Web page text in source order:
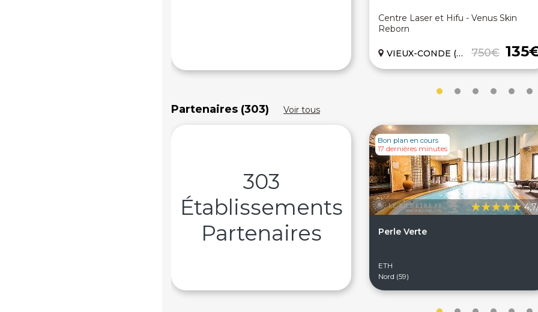
Centre Laser et Hifu - Venus Skin
Reborn
750€
VIEUX-CONDE (59)
Partenaires (303) Voir tous
303
Établissements
Partenaires
Perle Verte
ETH
Nord (59)
Bon plan en cours
17 dernières minutes